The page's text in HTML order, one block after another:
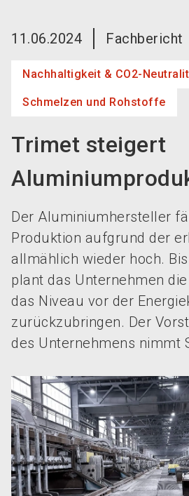
11.06.2024 Fachbericht
Nachhaltigkeit & CO2-
Schmelzen und Rohstoffe
Trimet steigert
Der Aluminiumhersteller
Produktion aufgrund der
allmählich wieder hoch.
plant das Unternehmen
das Niveau vor der
zurückzubringen. Der
des Unternehmens nimmt